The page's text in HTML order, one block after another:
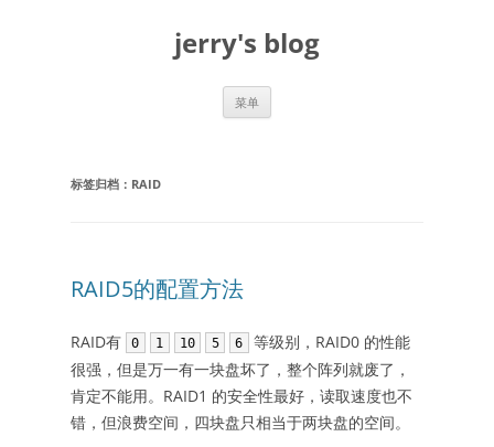
jerry's blog
菜单
标签归档： RAID
RAID5的配置方法
RAID有 0 1 10 5 6
等级别，RAID0 的性能
很强，但是万一有一块盘坏了，整个阵列就废了，
肯定不能用。RAID1 的安全性最好，读取速度也不
错，但浪费空间，四块盘只相当于两块盘的空间。